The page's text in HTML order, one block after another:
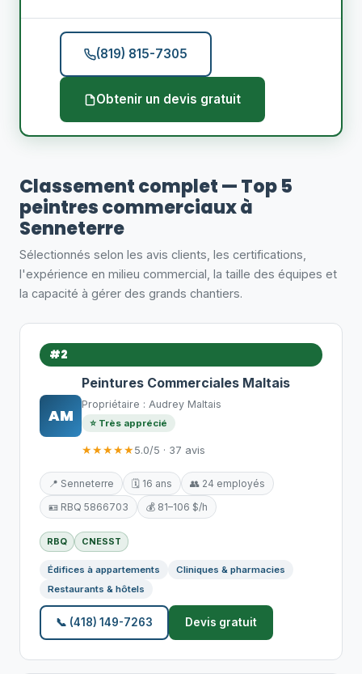
(819) 815-7305
Obtenir un devis gratuit
Classement complet — Top 5
peintres commerciaux à
Senneterre
Sélectionnés selon les avis clients, les certifications,
l'expérience en milieu commercial, la taille des équipes et
la capacité à gérer des grands chantiers.
#2
AM
Peintures Commerciales Maltais
Propriétaire : Audrey Maltais
⭐ Très apprécié
★★★★★5.0/5 · 37 avis
📍 Senneterre 🗓️ 16 ans
👥 24 employés
🪪 RBQ 5866703
💰 81–106 $/h
RBQ CNESST
Édifices à appartements
Cliniques & pharmacies
Restaurants & hôtels
📞 (418) 149-7263 Devis gratuit